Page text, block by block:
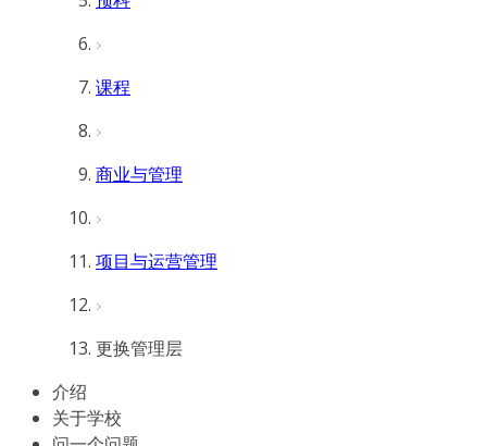
课程
商业与管理
项目与运营管理
更换管理层
介绍
关于学校